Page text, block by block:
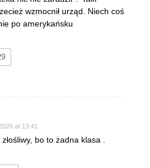
wzmocnił urząd. Niech coś
po amerykańsku
at 13:41
bo to żadna klasa .